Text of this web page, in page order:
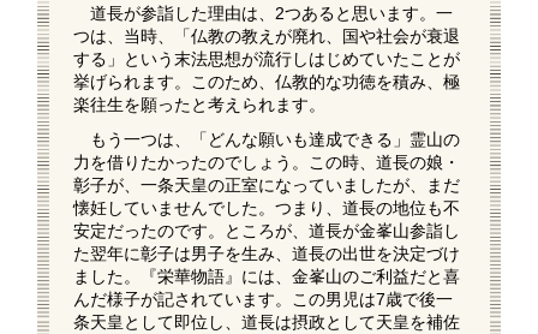
道長が参詣した理由は、2つあると思います。一
つは、当時、「仏教の教えが廃れ、国や社会が衰退
する」という末法思想が流行しはじめていたことが
挙げられます。このため、仏教的な功徳を積み、極
楽往生を願ったと考えられます。
もう一つは、「どんな願いも達成できる」霊山の
力を借りたかったのでしょう。この時、道長の娘・
彰子が、一条天皇の正室になっていましたが、まだ
懐妊していませんでした。つまり、道長の地位も不
安定だったのです。ところが、道長が金峯山参詣し
た翌年に彰子は男子を生み、道長の出世を決定づけ
ました。『栄華物語』には、金峯山のご利益だと喜
んだ様子が記されています。この男児は7歳で後一
条天皇として即位し、道長は摂政として天皇を補佐